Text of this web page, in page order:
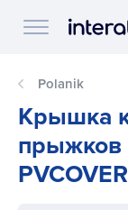
Polanik
Крышка
прыжков